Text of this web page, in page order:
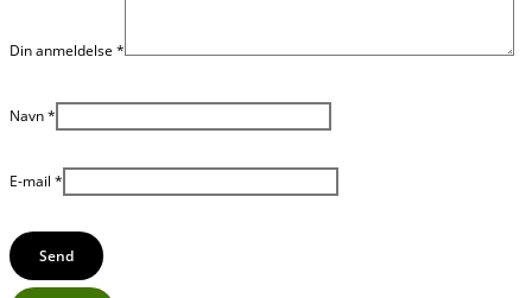
Din anmeldelse *
Navn*
E-mail *